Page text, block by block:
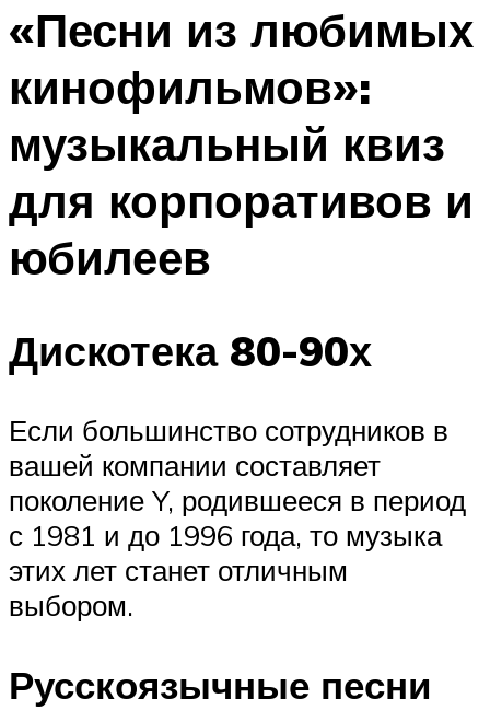
«Песни из любимых
кинофильмов»:
музыкальный квиз
для корпоративов и
юбилеев
Дискотека 80-90х
Если большинство сотрудников в
вашей компании составляет
поколение Y, родившееся в период
с 1981 и до 1996 года, то музыка
этих лет станет отличным
выбором.
Русскоязычные песни